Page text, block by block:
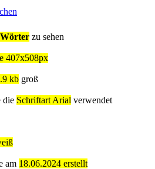
zu sehen
407x508px
kb groß
die Schriftart Arial verwendet
am 18.06.2024 erstellt